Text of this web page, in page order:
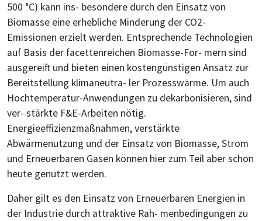
500 °C) kann ins- besondere durch den Einsatz von
Biomasse eine erhebliche Minderung der CO2-
Emissionen erzielt werden. Entsprechende Technologien
auf Basis der facettenreichen Biomasse-For- mern sind
ausgereift und bieten einen kostengünstigen Ansatz zur
Bereitstellung klimaneutra- ler Prozesswärme. Um auch
Hochtemperatur-Anwendungen zu dekarbonisieren, sind
ver- stärkte F&E-Arbeiten nötig.
Energieeffizienzmaßnahmen, verstärkte
Abwärmenutzung und der Einsatz von Biomasse, Strom
und Erneuerbaren Gasen können hier zum Teil aber schon
heute genutzt werden.
Daher gilt es den Einsatz von Erneuerbaren Energien in
der Industrie durch attraktive Rah- menbedingungen zu